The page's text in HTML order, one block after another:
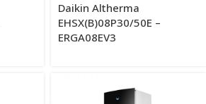
Daikin Altherma
EHSX(B)08P30/50E –
ERGA08EV3